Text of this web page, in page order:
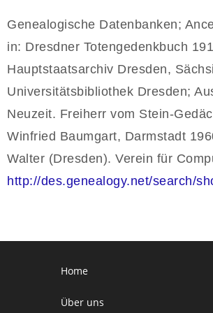
Genealogische Datenbanken;
in: Dresdner Totengedenkbuch
Hauptstaatsarchiv Dresden,
Universitätsbibliothek Dresden;
Neuzeit. Freiherr vom Stein-
Winfried Baumgart, Darmstadt
Walter (Dresden). Verein für
http://des.genealogy.net/search/
Home
Über uns